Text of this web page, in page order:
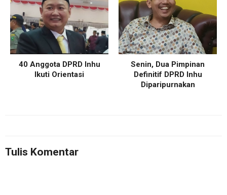
40 Anggota DPRD Inhu
Ikuti Orientasi
Senin, Dua Pimpinan
Definitif DPRD Inhu
Diparipurnakan
Tulis Komentar